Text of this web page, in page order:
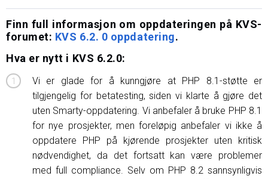
Finn full informasjon om oppdateringen på KVS-
forumet: KVS 6.2. 0 oppdatering.
Hva er nytt i KVS 6.2.0:
Vi er glade for å kunngjøre at PHP 8.1-støtte er
tilgjengelig for betatesting, siden vi klarte å gjøre det
uten Smarty-oppdatering. Vi anbefaler å bruke PHP 8.1
for nye prosjekter, men foreløpig anbefaler vi ikke å
oppdatere PHP på kjørende prosjekter uten kritisk
nødvendighet, da det fortsatt kan være problemer
med full compliance. Selv om PHP 8.2 sannsynligvis